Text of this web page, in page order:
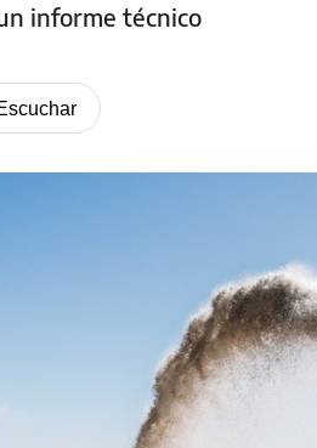
informe técnico